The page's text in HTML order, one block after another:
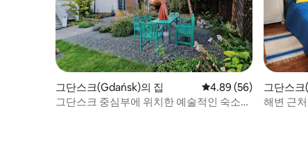
그단스크(Gdańsk)의 집 평점 4.89점(5점 만점),
4.89 (56)
그단스크 중심부에 위치한 예술적인 숙소
그단스
해변 근